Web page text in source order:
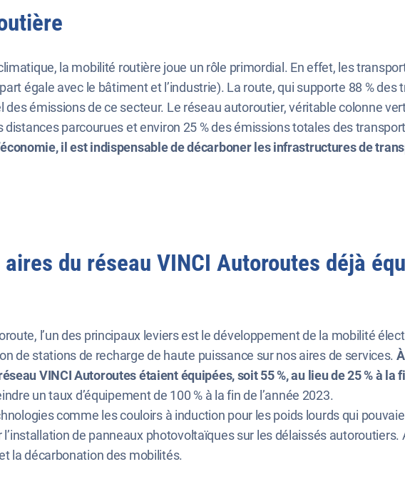
la mobilité routière joue un rôle primordial. En effet, les
égale avec le bâtiment et l’industrie). La route, qui supporte 88 %
des émissions de ce secteur. Le réseau autoroutier, véritable colonne
distances parcourues et environ 25 % des émissions totales des
il est indispensable de décarboner les infrastructures de
du réseau VINCI Autoroutes déjà
l’un des principaux leviers est le développement de la mobilité
de stations de recharge de haute puissance sur nos aires de services.
VINCI Autoroutes étaient équipées, soit 55 %, au lieu de 25 % à la
un taux d’équipement de 100 % à la fin de l’année 2023.
comme les couloirs à induction pour les poids lourds qui
de panneaux photovoltaïques sur les délaissés
la décarbonation des mobilités.